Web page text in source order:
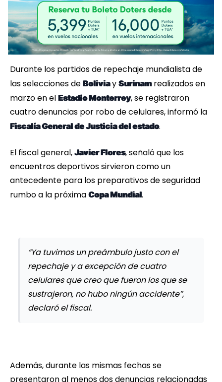
Durante los partidos de repechaje mundialista de
las selecciones de Boliviay Surinamrealizados en
marzo en el Estadio Monterrey, se registraron
cuatro denuncias por robo de celulares, informó la
Fiscalía General de Justicia del estado.
El fiscal general, Javier Flores, señaló que los
encuentros deportivos sirvieron como un
antecedente para los preparativos de seguridad
rumbo a la próxima Copa Mundial.
“Ya tuvimos un preámbulo justo con el
repechaje y a excepción de cuatro
celulares que creo que fueron los que se
sustrajeron, no hubo ningún accidente”,
declaró el fiscal.
Además, durante las mismas fechas se
presentaron al menos dos denuncias relacionadas